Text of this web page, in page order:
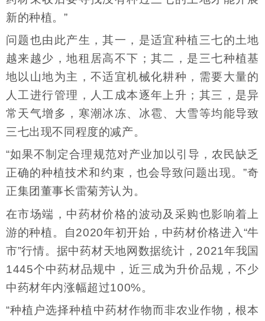
新的种植。”
问题也由此产生，其一，是适宜种植三七的土地
越来越少，地租居高不下；其二，是三七种植基
地以山地为主，不适宜机械化耕种，需要大量的
人工进行管理，人工成本逐年上升；其三，是异
常天气增多，寒潮冰冻、冰雹、大雪等均能导致
三七出现不同程度的减产。
“如果不制定合理规范对产业加以引导，农民缺乏
正确的种植技术和约束，也会导致问题出现。”奇
正集团董事长雷菊芳认为。
在市场端，中药材价格的波动及采购也影响着上
游的种植。自2020年初开始，中药材价格进入“牛
市”行情。据中药材天地网数据统计，2021年我国
1445个中药材品规中，近三成为升价品规，不少
中药材年内涨幅超过100%。
“种植户选择种植中药材作物而非农业作物，根本